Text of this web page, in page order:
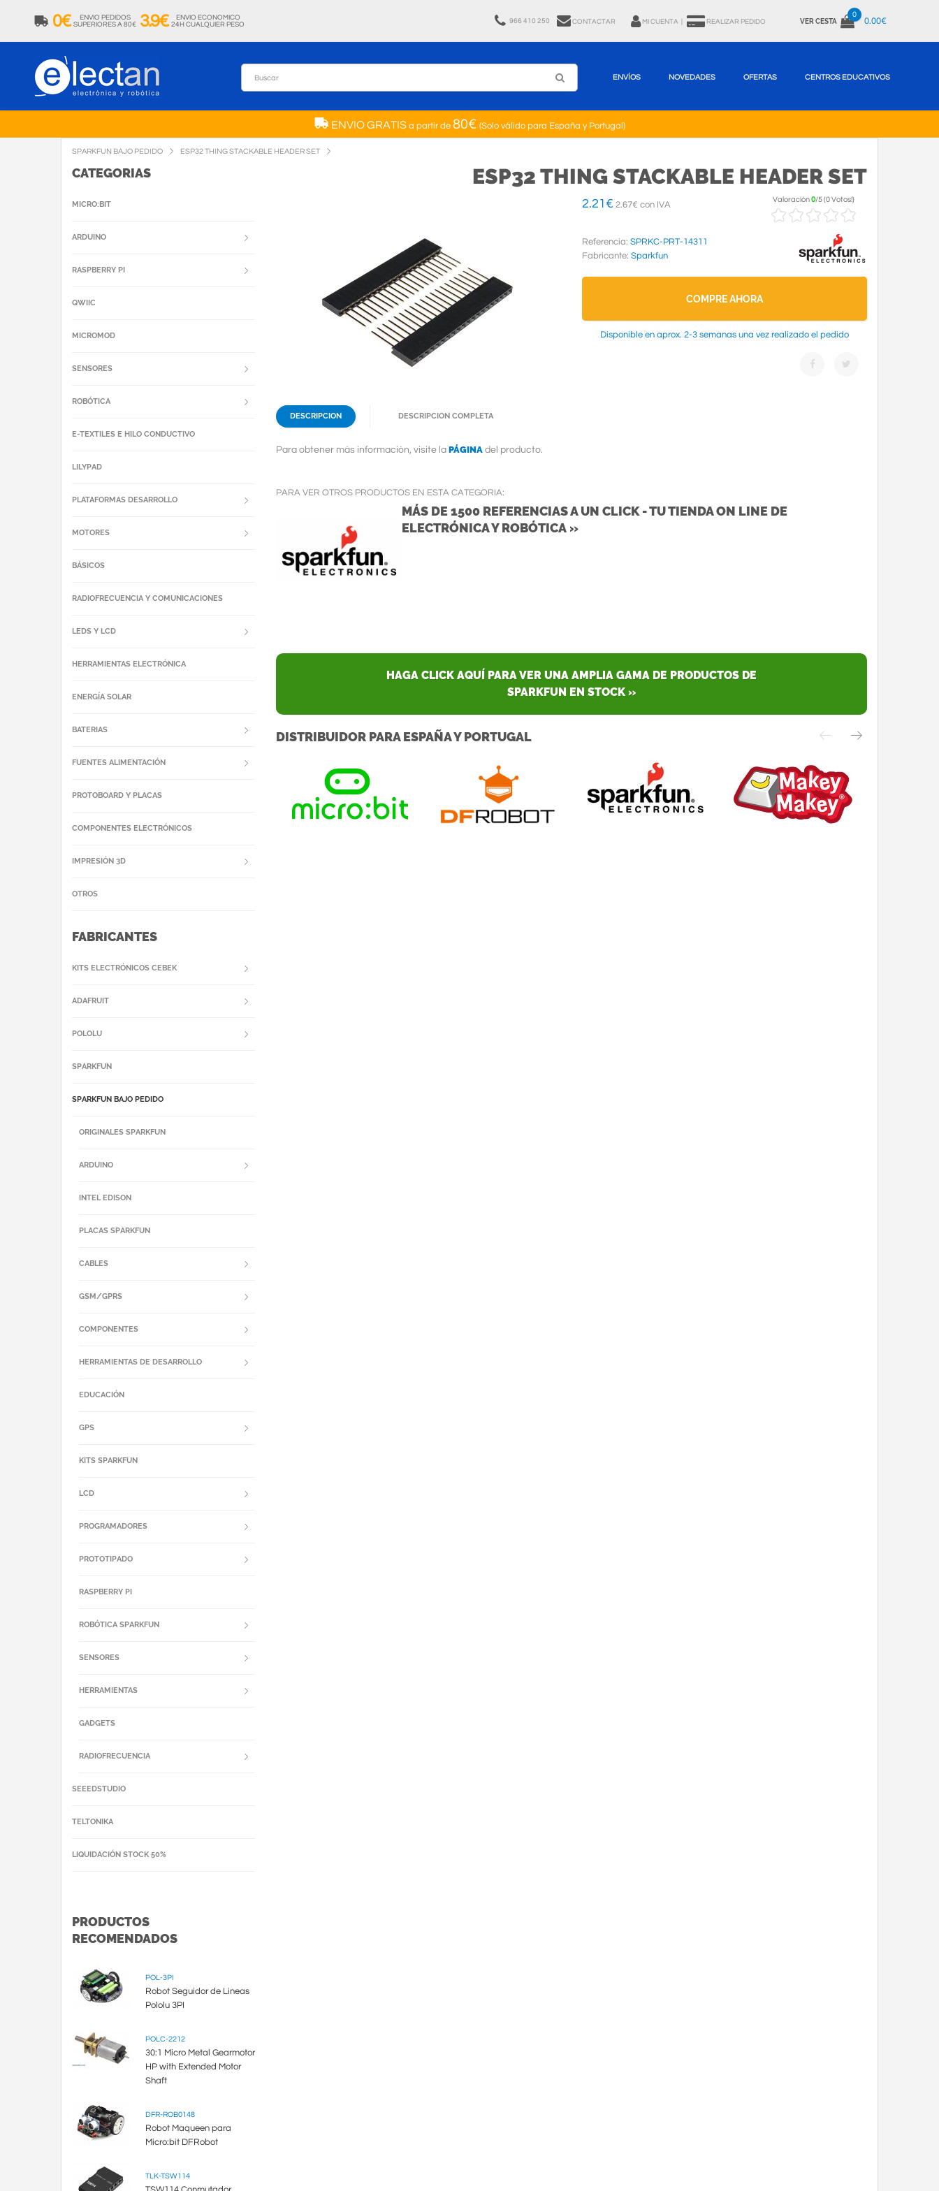
0€
ENVIO PEDIDOS
SUPERIORES A 80€ 3.9€
ENVIO ECONOMICO
24H CUALQUIER PESO
966 410 250 CONTACTAR MI CUENTA REALIZAR PEDIDO VER CESTA
0
0.00€
ENVÍOS NOVEDADES OFERTAS CENTROS EDUCATIVOS
ENVIO GRATISa partir de 80€ (Solo válido para España y Portugal)
SPARKFUN BAJO PEDIDO ESP32 THING STACKABLE HEADER SET
ESP32 THING STACKABLE HEADER SET
2.21 € 2.67€ con IVA
Valoración0/5(0 Votos!)
Referencia: SPRKC-PRT-14311
Fabricante: Sparkfun
COMPRE AHORA
Disponible en aprox. 2-3 semanas una vez realizado el pedido
DESCRIPCION DESCRIPCION COMPLETA
Para obtener más información, visite la PÁGINA del producto.
PARA VER OTROS PRODUCTOS EN ESTA CATEGORIA:
MÁS DE 1500 REFERENCIAS A UN CLICK - TU TIENDA ON LINE DE
ELECTRÓNICA Y ROBÓTICA »
HAGA CLICK AQUÍ PARA VER UNA AMPLIA GAMA DE PRODUCTOS DE
SPARKFUN EN STOCK »
DISTRIBUIDOR PARA ESPAÑA Y PORTUGAL
CATEGORIAS
MICRO:BIT
ARDUINO
RASPBERRY PI
QWIIC
MICROMOD
SENSORES
ROBÓTICA
E-TEXTILES E HILO CONDUCTIVO
LILYPAD
PLATAFORMAS DESARROLLO
MOTORES
BÁSICOS
RADIOFRECUENCIA Y COMUNICACIONES
LEDS Y LCD
HERRAMIENTAS ELECTRÓNICA
ENERGÍA SOLAR
BATERIAS
FUENTES ALIMENTACIÓN
PROTOBOARD Y PLACAS
COMPONENTES ELECTRÓNICOS
IMPRESIÓN 3D
OTROS
FABRICANTES
KITS ELECTRÓNICOS CEBEK
ADAFRUIT
POLOLU
SPARKFUN
SPARKFUN BAJO PEDIDO
ORIGINALES SPARKFUN
ARDUINO
INTEL EDISON
PLACAS SPARKFUN
CABLES
GSM/GPRS
COMPONENTES
HERRAMIENTAS DE DESARROLLO
EDUCACIÓN
GPS
KITS SPARKFUN
LCD
PROGRAMADORES
PROTOTIPADO
RASPBERRY PI
ROBÓTICA SPARKFUN
SENSORES
HERRAMIENTAS
GADGETS
RADIOFRECUENCIA
SEEEDSTUDIO
TELTONIKA
LIQUIDACIÓN STOCK 50%
PRODUCTOS
RECOMENDADOS
POL-3PI
Robot Seguidor de Lineas
Pololu 3PI
POLC-2212
30:1 Micro Metal Gearmotor
HP with Extended Motor
Shaft
DFR-ROB0148
Robot Maqueen para
Micro:bit DFRobot
TLK-TSW114